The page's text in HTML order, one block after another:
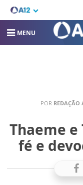
MENU
POR REDAÇÃO
Thaeme
fé e